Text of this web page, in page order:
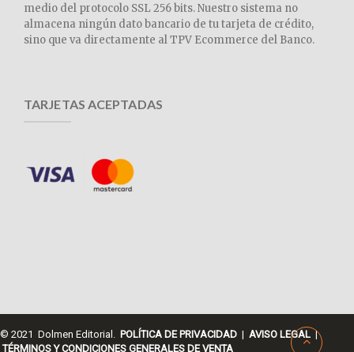
medio del protocolo SSL 256 bits. Nuestro sistema no
almacena ningún dato bancario de tu tarjeta de crédito,
sino que va directamente al TPV Ecommerce del Banco.
TARJETAS ACEPTADAS
© 2021 Dolmen Editorial. POLÍTICA DE PRIVACIDAD | AVISO LEGAL |
TÉRMINOS Y CONDICIONES GENERALES DE VENTA